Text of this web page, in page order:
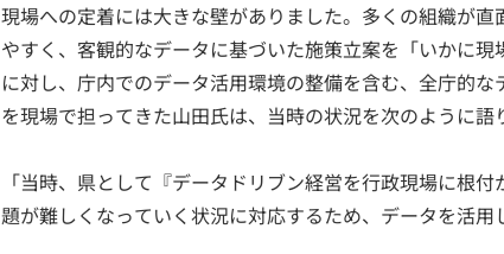
現場への定着には大きな壁がありました。多くの組織が
やすく、客観的なデータに基づいた施策立案を「いかに
に対し、庁内でのデータ活用環境の整備を含む、全庁的
を現場で担ってきた山田氏は、当時の状況を次のように語
「当時、県として『データドリブン経営を行政現場に根
題が難しくなっていく状況に対応するため、データを活